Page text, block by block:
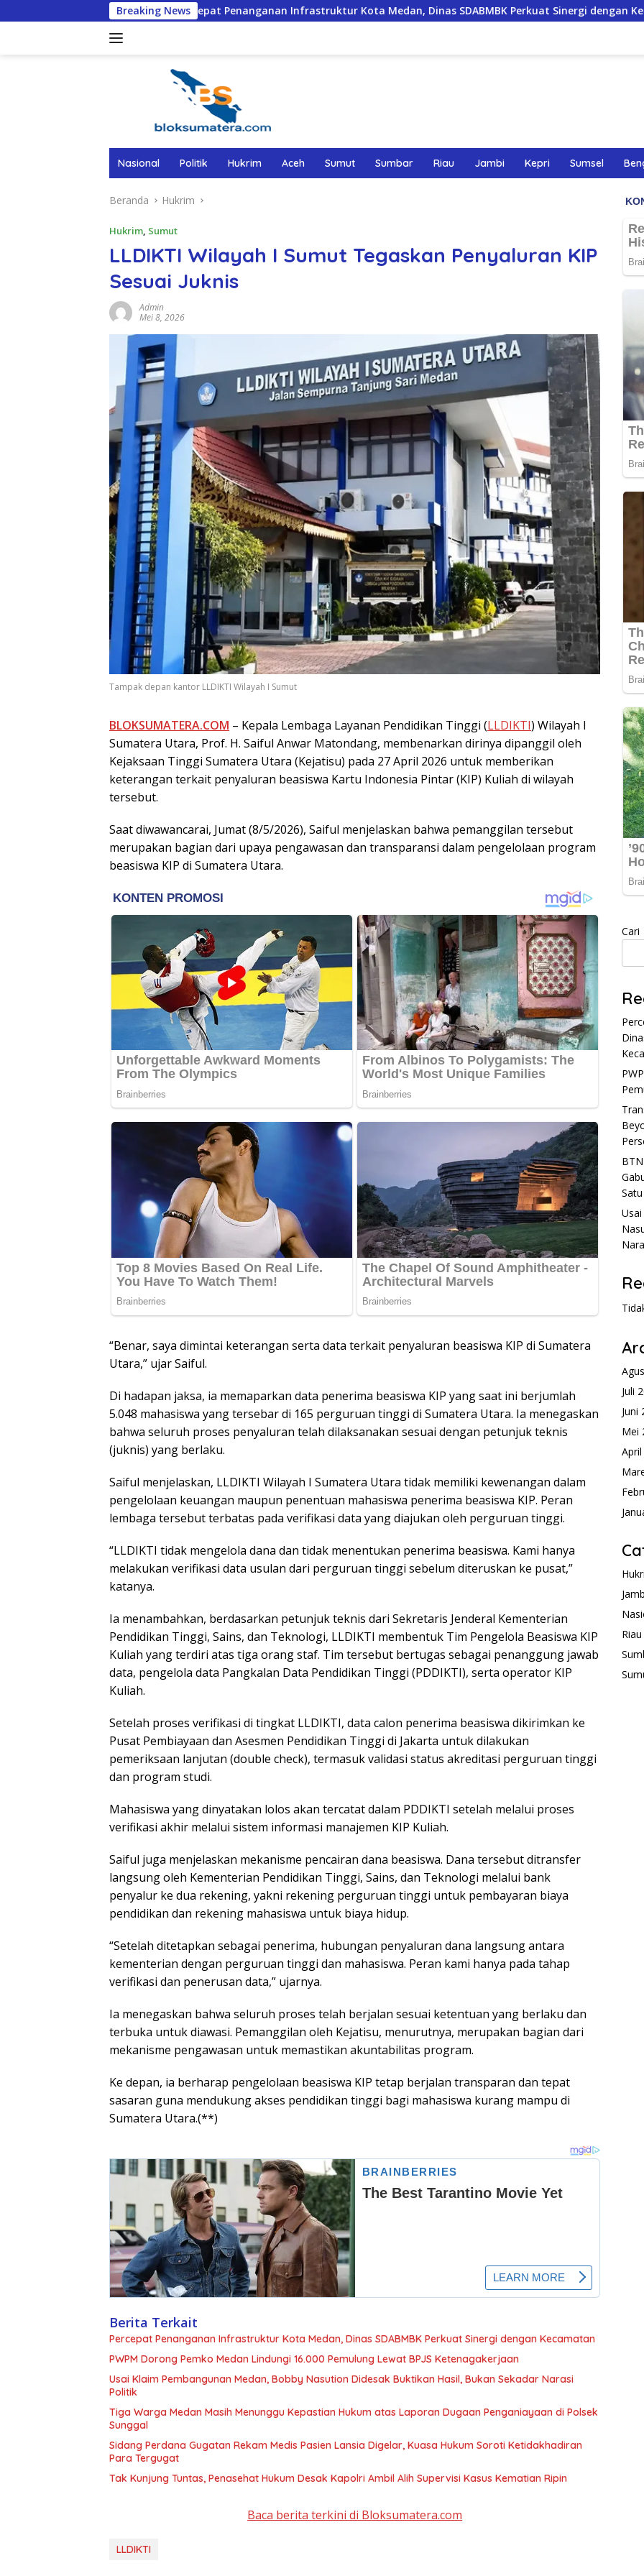
ke
Breaking News
Percepat Penanganan Infrastruktur Kota Medan, Dinas SDABMBK Perkuat Sinergi dengan Kecamatan
Nasional Politik Hukrim Aceh Sumut Sumbar Riau Jambi Kepri Sumsel
Beranda Hukrim
Hukrim, Sumut
LLDIKTI Wilayah I Sumut Tegaskan Penyaluran KIP
Sesuai Juknis
Admin
Mei 8, 2026
Tampak depan kantor LLDIKTI Wilayah I Sumut
BLOKSUMATERA.COM – Kepala Lembaga Layanan Pendidikan Tinggi (LLDIKTI) Wilayah I
Sumatera Utara, Prof. H. Saiful Anwar Matondang, membenarkan dirinya dipanggil oleh
Kejaksaan Tinggi Sumatera Utara (Kejatisu) pada 27 April 2026 untuk memberikan
keterangan terkait penyaluran beasiswa Kartu Indonesia Pintar (KIP) Kuliah di wilayah
tersebut.
Saat diwawancarai, Jumat (8/5/2026), Saiful menjelaskan bahwa pemanggilan tersebut
merupakan bagian dari upaya pengawasan dan transparansi dalam pengelolaan program
beasiswa KIP di Sumatera Utara.
“Benar, saya dimintai keterangan serta data terkait penyaluran beasiswa KIP di Sumatera
Utara,” ujar Saiful.
Di hadapan jaksa, ia memaparkan data penerima beasiswa KIP yang saat ini berjumlah
5.048 mahasiswa yang tersebar di 165 perguruan tinggi di Sumatera Utara. Ia menegaskan
bahwa seluruh proses penyaluran telah dilaksanakan sesuai dengan petunjuk teknis
(juknis) yang berlaku.
Saiful menjelaskan, LLDIKTI Wilayah I Sumatera Utara tidak memiliki kewenangan dalam
pengelolaan keuangan maupun penentuan mahasiswa penerima beasiswa KIP. Peran
lembaga tersebut terbatas pada verifikasi data yang diajukan oleh perguruan tinggi.
“LLDIKTI tidak mengelola dana dan tidak menentukan penerima beasiswa. Kami hanya
melakukan verifikasi data usulan dari perguruan tinggi sebelum diteruskan ke pusat,”
katanya.
Ia menambahkan, berdasarkan petunjuk teknis dari Sekretaris Jenderal Kementerian
Pendidikan Tinggi, Sains, dan Teknologi, LLDIKTI membentuk Tim Pengelola Beasiswa KIP
Kuliah yang terdiri atas tiga orang staf. Tim tersebut bertugas sebagai penanggung jawab
data, pengelola data Pangkalan Data Pendidikan Tinggi (PDDIKTI), serta operator KIP
Kuliah.
Setelah proses verifikasi di tingkat LLDIKTI, data calon penerima beasiswa dikirimkan ke
Pusat Pembiayaan dan Asesmen Pendidikan Tinggi di Jakarta untuk dilakukan
pemeriksaan lanjutan (double check), termasuk validasi status akreditasi perguruan tinggi
dan program studi.
Mahasiswa yang dinyatakan lolos akan tercatat dalam PDDIKTI setelah melalui proses
verifikasi akhir melalui sistem informasi manajemen KIP Kuliah.
Saiful juga menjelaskan mekanisme pencairan dana beasiswa. Dana tersebut ditransfer
langsung oleh Kementerian Pendidikan Tinggi, Sains, dan Teknologi melalui bank
penyalur ke dua rekening, yakni rekening perguruan tinggi untuk pembayaran biaya
pendidikan dan rekening mahasiswa untuk biaya hidup.
“Setelah ditetapkan sebagai penerima, hubungan penyaluran dana langsung antara
kementerian dengan perguruan tinggi dan mahasiswa. Peran kami hanya pada tahap
verifikasi dan penerusan data,” ujarnya.
Ia menegaskan bahwa seluruh proses telah berjalan sesuai ketentuan yang berlaku dan
terbuka untuk diawasi. Pemanggilan oleh Kejatisu, menurutnya, merupakan bagian dari
mekanisme pengawasan untuk memastikan akuntabilitas program.
Ke depan, ia berharap pengelolaan beasiswa KIP tetap berjalan transparan dan tepat
sasaran guna mendukung akses pendidikan tinggi bagi mahasiswa kurang mampu di
Sumatera Utara.(**)
Berita Terkait
Percepat Penanganan Infrastruktur Kota Medan, Dinas SDABMBK Perkuat Sinergi dengan Kecamatan
PWPM Dorong Pemko Medan Lindungi 16.000 Pemulung Lewat BPJS Ketenagakerjaan
Usai Klaim Pembangunan Medan, Bobby Nasution Didesak Buktikan Hasil, Bukan Sekadar Narasi
Politik
Tiga Warga Medan Masih Menunggu Kepastian Hukum atas Laporan Dugaan Penganiayaan di Polsek
Sunggal
Sidang Perdana Gugatan Rekam Medis Pasien Lansia Digelar, Kuasa Hukum Soroti Ketidakhadiran
Para Tergugat
Tak Kunjung Tuntas, Penasehat Hukum Desak Kapolri Ambil Alih Supervisi Kasus Kematian Ripin
Baca berita terkini di Bloksumatera.com
LLDIKTI
Cari
Juli
Juni
Mei
Riau